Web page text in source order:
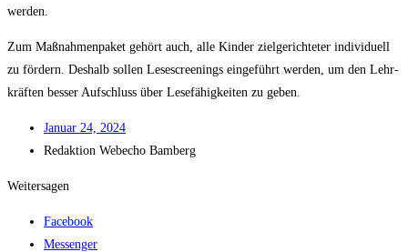
werden.
Zum Maß­nah­men­pa­ket gehört auch, alle Kin­der ziel­ge­rich­te­ter indi­vi­du­ell
zu för­dern. Des­halb sol­len Lese­scree­nings ein­ge­führt wer­den, um den Lehr­
kräf­ten bes­ser Auf­schluss über Lese­fä­hig­kei­ten zu geben.
Janu­ar 24, 2024
Redak­ti­on Web­echo Bamberg
Weitersagen
Facebook
Messenger